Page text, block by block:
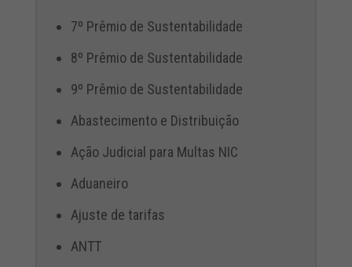
7º Prêmio de Sustentabilidade
8º Prêmio de Sustentabilidade
9º Prêmio de Sustentabilidade
Abastecimento e Distribuição
Ação Judicial para Multas NIC
Aduaneiro
Ajuste de tarifas
ANTT